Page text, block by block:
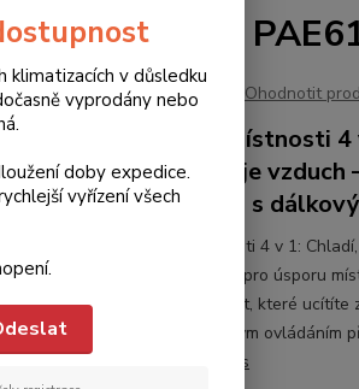
Aircooler
Ohodnotit
Řešení pro místnosti
čistí a zvlhčuje vzduch
úsporu místa s
Řešení pro místnosti 4 v 1:
vzduchový chladič pro úsporu
ochlazení a svěžest, které
a PAE 61 s dálkovým
celý popis
klimatizacích v důsledku
vyprodány nebo
doby expedice.
vyřízení všech